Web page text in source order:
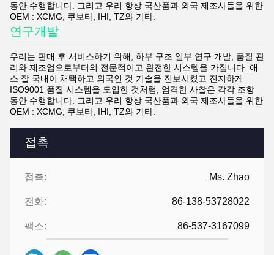
접촉
접촉: Ms. Zhao
전화: 86-138-53728022
팩스: 86-537-3167099
동안 수행합니다. 그리고 우리 항상 국산품과 외국 제조사들을 위한
OEM : XCMG, 쿠보타, IHI, TZ와 기타.
연구개발
우리는 판매 후 서비스하기 위해, 하부 구조 일부 연구 개발, 품질 관
리와 제조업으로부터의 전문적이고 완전한 시스템을 가집니다. 애
스 잘 국내이 채택하고 외국인 것 기술을 진보시켰고 진지하게
ISO9001 품질 시스템을 도입한 것처럼, 엄격한 사찰은 각각 조항
동안 수행합니다. 그리고 우리 항상 국산품과 외국 제조사들을 위한
OEM : XCMG, 쿠보타, IHI, TZ와 기타.